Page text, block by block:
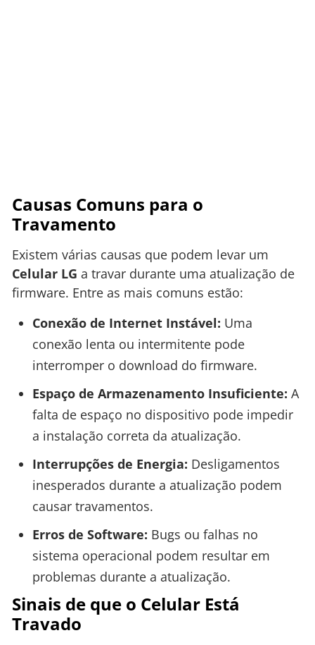
Causas Comuns para o
Travamento
Existem várias causas que podem levar um
Celular LG a travar durante uma atualização de
firmware. Entre as mais comuns estão:
Conexão de Internet Instável: Uma
conexão lenta ou intermitente pode
interromper o download do firmware.
Espaço de Armazenamento Insuficiente: A
falta de espaço no dispositivo pode impedir
a instalação correta da atualização.
Interrupções de Energia: Desligamentos
inesperados durante a atualização podem
causar travamentos.
Erros de Software: Bugs ou falhas no
sistema operacional podem resultar em
problemas durante a atualização.
Sinais de que o Celular Está
Travado